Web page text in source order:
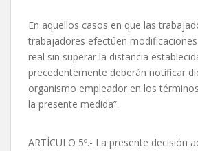
En aquellos casos en que las
trabajadores efectúen
real sin superar la distancia
precedentemente deberán notificar
organismo empleador en los
la presente medida”.
ARTÍCULO 5º.- La presente decisión